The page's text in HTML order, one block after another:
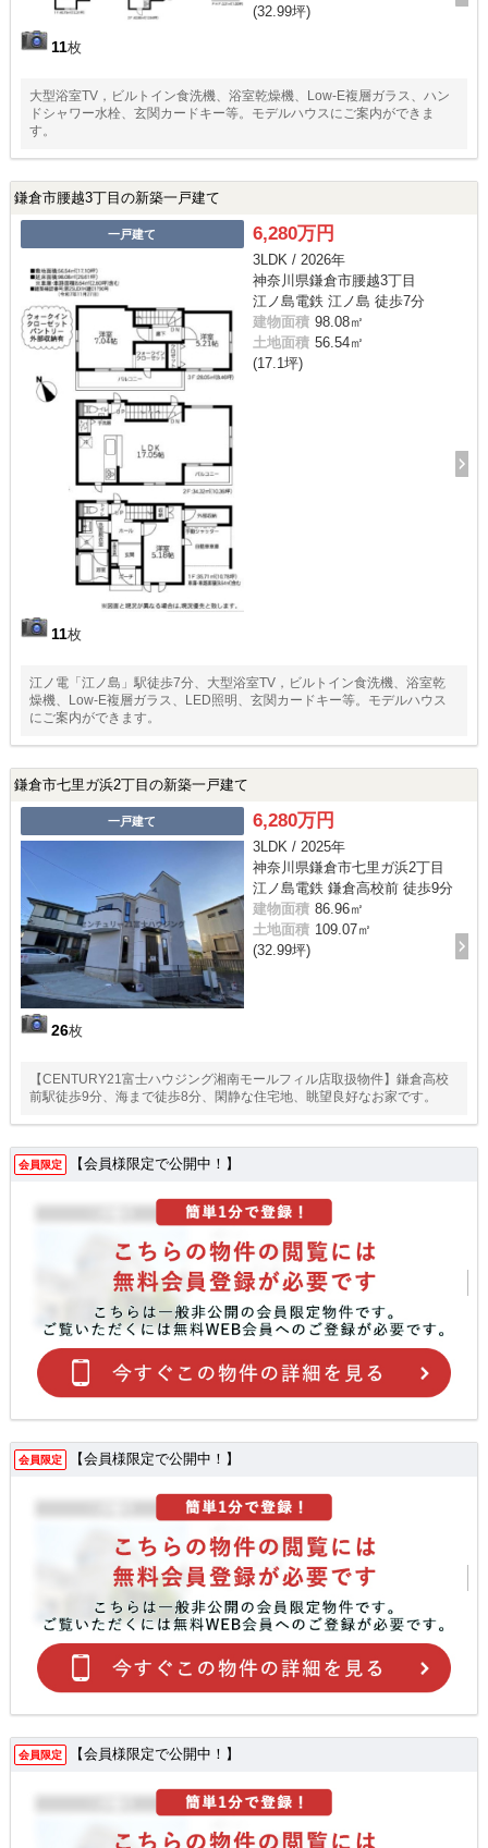
11枚
(32.99坪)
大型浴室TV，ビルトイン食洗機、浴室乾燥機、Low-E複層ガラス、ハン
ドシャワー水栓、玄関カードキー等。モデルハウスにご案内ができま
す。
鎌倉市腰越3丁目の新築一戸建て
一戸建て
11枚
6,280万円
3LDK / 2026年
神奈川県鎌倉市腰越3丁目
江ノ島電鉄 江ノ島 徒歩7分
建物面積 98.08㎡
土地面積 56.54㎡
(17.1坪)
江ノ電「江ノ島」駅徒歩7分、大型浴室TV，ビルトイン食洗機、浴室乾
燥機、Low-E複層ガラス、LED照明、玄関カードキー等。モデルハウス
にご案内ができます。
鎌倉市七里ガ浜2丁目の新築一戸建て
一戸建て
26枚
6,280万円
3LDK / 2025年
神奈川県鎌倉市七里ガ浜2丁目
江ノ島電鉄 鎌倉高校前 徒歩9分
建物面積 86.96㎡
土地面積 109.07㎡
(32.99坪)
【CENTURY21富士ハウジング湘南モールフィル店取扱物件】鎌倉高校
前駅徒歩9分、海まで徒歩8分、閑静な住宅地、眺望良好なお家です。
会員限定 【会員様限定で公開中！】
会員限定 【会員様限定で公開中！】
会員限定 【会員様限定で公開中！】